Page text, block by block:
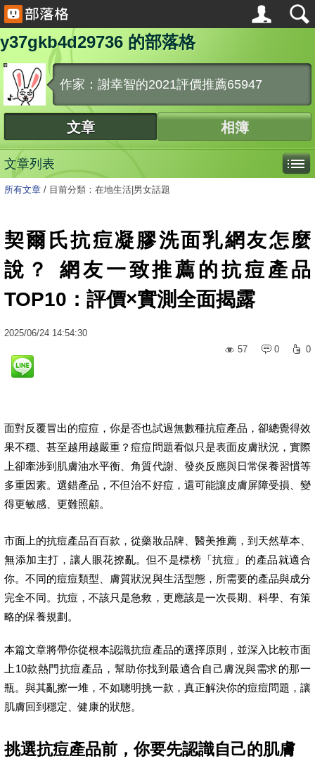
y37gkb4d29736 的部落格
作家：謝幸智的2021評價推薦65947
文章 相簿
文章列表
所有文章 / 目前分類：在地生活|男女話題
契爾氏抗痘凝膠洗面乳網友怎麼
說？ 網友一致推薦的抗痘產品
TOP10：評價×實測全面揭露
2025/06/24 14:54:30
57
0 0
面對反覆冒出的痘痘，你是否也試過無數種抗痘產品，卻總覺得效
果不穩、甚至越用越嚴重？痘痘問題看似只是表面皮膚狀況，實際
上卻牽涉到肌膚油水平衡、角質代謝、發炎反應與日常保養習慣等
多重因素。選錯產品，不但治不好痘，還可能讓皮膚屏障受損、變
得更敏感、更難照顧。
市面上的抗痘產品百百款，從藥妝品牌、醫美推薦，到天然草本、
無添加主打，讓人眼花撩亂。但不是標榜「抗痘」的產品就適合
你。不同的痘痘類型、膚質狀況與生活型態，所需要的產品與成分
完全不同。抗痘，不該只是急救，更應該是一次長期、科學、有策
略的保養規劃。
本篇文章將帶你從根本認識抗痘產品的選擇原則，並深入比較市面
上10款熱門抗痘產品，幫助你找到最適合自己膚況與需求的那一
瓶。與其亂擦一堆，不如聰明挑一款，真正解決你的痘痘問題，讓
肌膚回到穩定、健康的狀態。
挑選抗痘產品前，你要先認識自己的肌膚